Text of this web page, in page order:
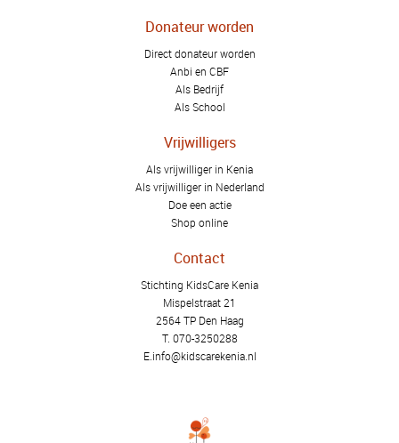
Donateur worden
Direct donateur worden
Anbi en CBF
Als Bedrijf
Als School
Vrijwilligers
Als vrijwilliger in Kenia
Als vrijwilliger in Nederland
Doe een actie
Shop online
Contact
Stichting KidsCare Kenia
Mispelstraat 21
2564 TP Den Haag
T. 070-3250288
E.info@kidscarekenia.nl